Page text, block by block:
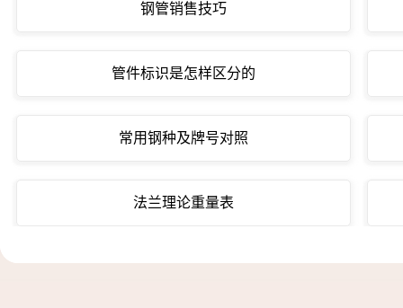
钢管销售技巧
管件标识是怎样区分的
常用钢种及牌号对照
法兰理论重量表